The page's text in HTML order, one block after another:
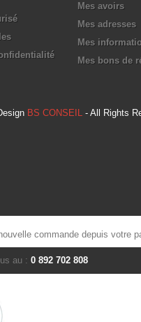
Mes avoirs
Mes adresses
Mes
Mes bons de
BS CONSEIL - All Rights
commande depuis votre
au : 0 892 702 808